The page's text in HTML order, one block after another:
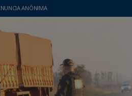
ANÔNIMA